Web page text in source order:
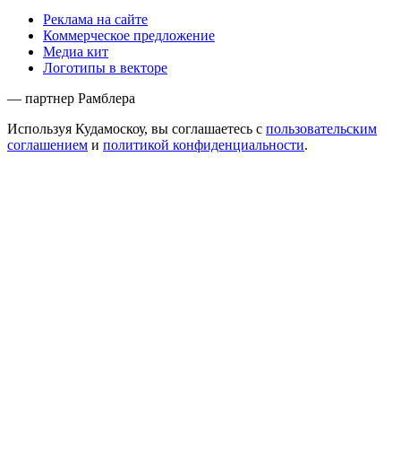
Реклама на сайте
Коммерческое предложение
Медиа кит
Логотипы в векторе
— партнер Рамблера
Используя Кудамоскоу, вы соглашаетесь с пользовательским
соглашением и политикой конфиденциальности.